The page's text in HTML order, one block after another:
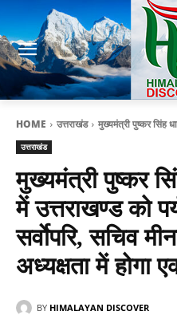
HOME उत्तराखंड मुख्यमंत्री पुष्कर सिंह
उत्तराखंड
मुख्यमंत्री पुष्कर
में उत्तराखण्ड को
सर्वाेपरि, सचिव
अध्यक्षता में होगा
BY HIMALAYAN DISCOVER